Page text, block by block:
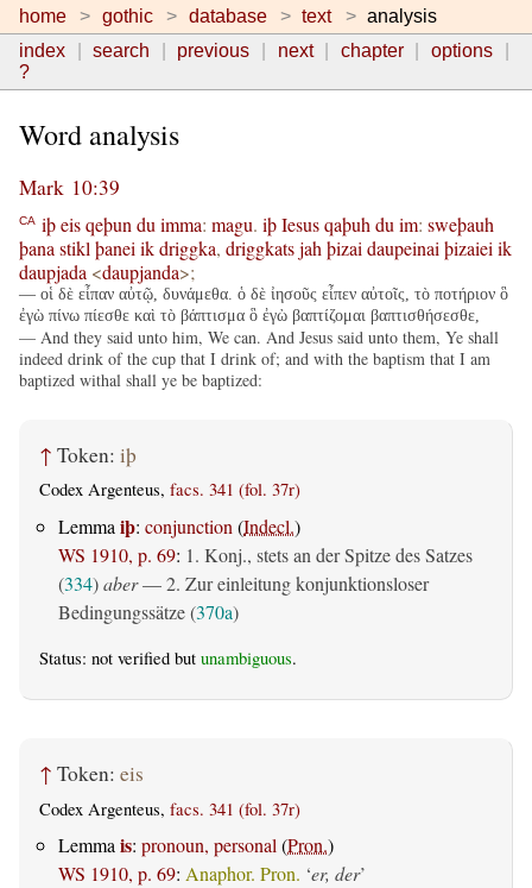
home gothic database text
analysis
index
search previous next chapter
options
?
Word analysis
Mark 10:39
CA iþeisqeþun du imma: magu. iþIesusqaþuh du im: sweþauh
þana stikl þanei ikdriggka, driggkatsjah þizai daupeinai þizaiei ik
daupjada <daupjanda>;
— οἱ δὲ εἶπαν αὐτῷ, δυνάμεθα. ὁ δὲ ἰησοῦς εἶπεν αὐτοῖς, τὸ ποτήριον ὃ
ἐγὼ πίνω πίεσθε καὶ τὸ βάπτισμα ὃ ἐγὼ βαπτίζομαι βαπτισθήσεσθε,
— And they said unto him, We can. And Jesus said unto them, Ye shall
indeed drink of the cup that I drink of; and with the baptism that I am
baptized withal shall ye be baptized:
↑ Token: iþ
Codex Argenteus, facs. 341 (fol. 37r)
Lemma iþ: conjunction (Indecl.)
WS 1910, p. 69: 1. Konj., stets an der Spitze des Satzes
(334)aber— 2. Zur einleitung konjunktionsloser
Bedingungssätze (370a)
Status: not verified but unambiguous.
↑ Token: eis
Codex Argenteus, facs. 341 (fol. 37r)
Lemma is: pronoun, personal (Pron.)
WS 1910, p. 69: Anaphor. Pron. ‘er, der’